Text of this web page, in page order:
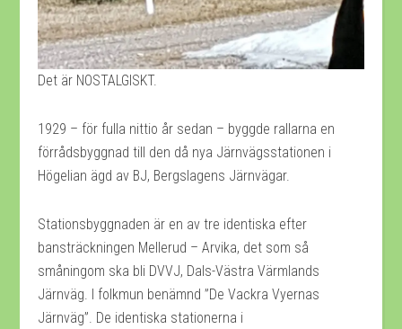
Det är NOSTALGISKT.
1929 – för fulla nittio år sedan – byggde rallarna en
förrådsbyggnad till den då nya Järnvägsstationen i
Högelian ägd av BJ, Bergslagens Järnvägar.
Stationsbyggnaden är en av tre identiska efter
bansträckningen Mellerud – Arvika, det som så
småningom ska bli DVVJ, Dals-Västra Värmlands
Järnväg. I folkmun benämnd ”De Vackra Vyernas
Järnväg”. De identiska stationerna i